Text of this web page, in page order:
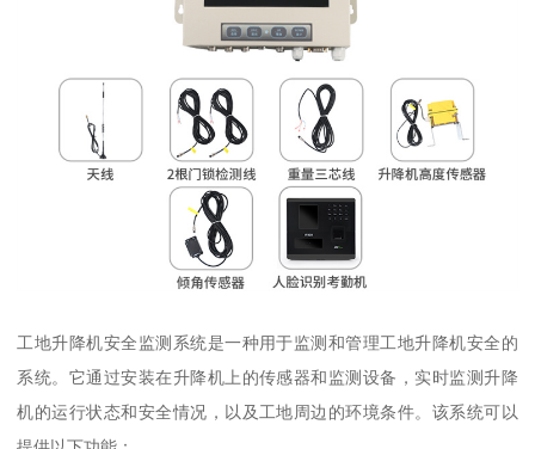
工地升降机安全监测系统是一种用于监测和管理工地升降机安全的
系统。它通过安装在升降机上的传感器和监测设备，实时监测升降
机的运行状态和安全情况，以及工地周边的环境条件。该系统可以